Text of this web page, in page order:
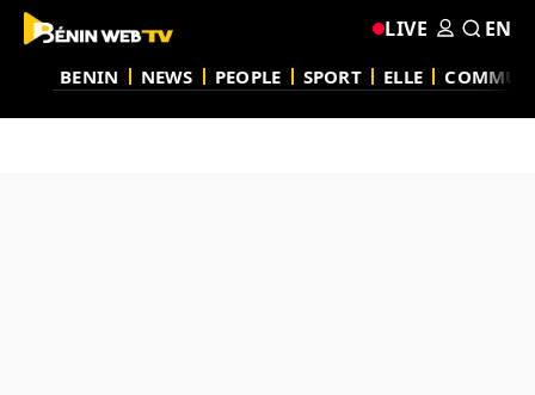
BENIN NEWS PEOPLE SPORT ELLE
LIVE EN